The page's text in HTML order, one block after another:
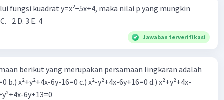
fungsi kuadrat y=x²−5x+4, maka nilai p yang mungkin
−2 D. 3 E. 4
Jawaban terverifikasi
berikut yang merupakan persamaan lingkaran adalah
b.) x²+y²+4x-6y-16=0 c.) x²-y²+4x-6y+16=0 d.) x²+y²+4x-
e.) x²+y²+4x-6y+13=0